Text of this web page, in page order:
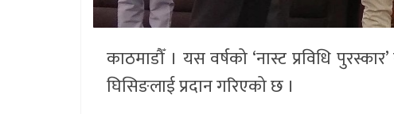
काठमाडौँ । यस वर्षको ‘नास्ट प्रविधि
घिसिङलाई प्रदान गरिएको छ ।